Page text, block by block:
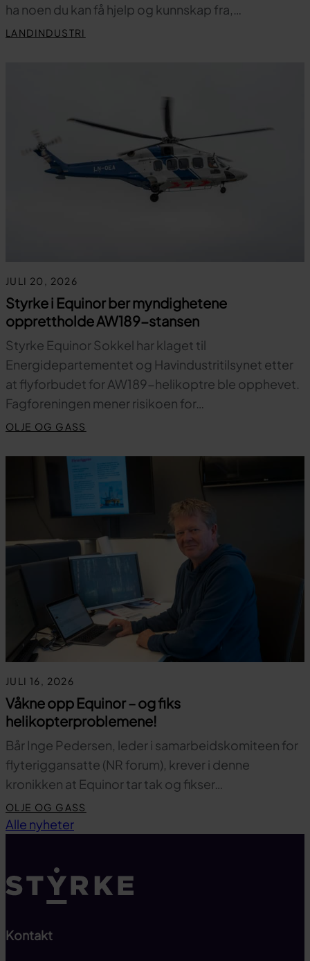
ha noen du kan få hjelp og kunnskap fra,…
LANDINDUSTRI
JULI 20, 2026
Styrke i Equinor ber myndighetene
opprettholde AW189-stansen
Styrke Equinor Sokkel har klaget til
Energidepartementet og Havindustritilsynet etter
at flyforbudet for AW189-helikoptre ble opphevet.
Fagforeningen mener risikoen for…
OLJE OG GASS
JULI 16, 2026
Våkne opp Equinor – og fiks
helikopterproblemene!
Bår Inge Pedersen, leder i samarbeidskomiteen for
flyteriggansatte (NR forum), krever i denne
kronikken at Equinor tar tak og fikser…
OLJE OG GASS
Alle nyheter
Kontakt